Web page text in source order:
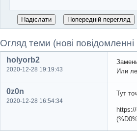
Огляд теми (нові повідомленні
holyorb2
2020-12-28 19:19:43
Или
0z0n
2020-12-28 16:54:34
Тут